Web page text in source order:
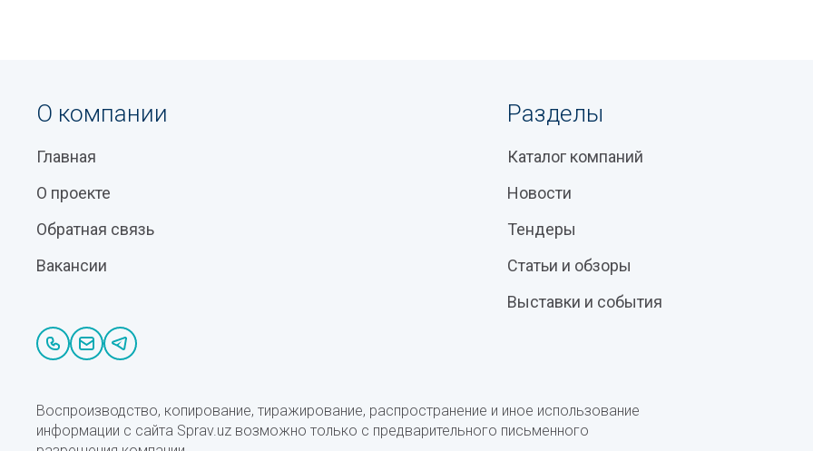
О компании
Главная
О проекте
Обратная связь
Вакансии
Разделы
Каталог компаний
Новости
Тендеры
Статьи и обзоры
Выставки и события
Воспроизводство, копирование, тиражирование, распространение и иное использование
информации с сайта Sprav.uz возможно только с предварительного письменного